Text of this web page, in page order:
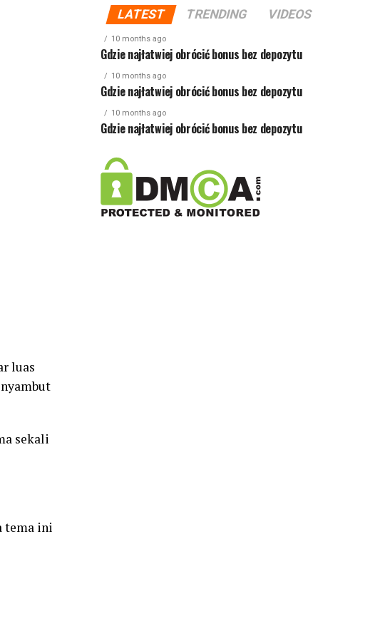
luas
sekali
tema ini
LATEST TRENDING VIDEOS
10 months ago
Gdzie najłatwiej obrócić bonus bez depozytu
10 months ago
Gdzie najłatwiej obrócić bonus bez depozytu
10 months ago
Gdzie najłatwiej obrócić bonus bez depozytu